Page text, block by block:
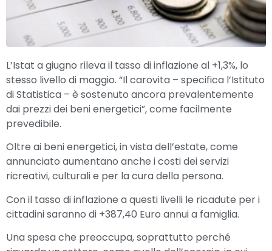
L’Istat a giugno rileva il tasso di inflazione al +1,3%, lo
stesso livello di maggio. “Il carovita – specifica l’Istituto
di Statistica – è sostenuto ancora prevalentemente
dai prezzi dei beni energetici”, come facilmente
prevedibile.
Oltre ai beni energetici, in vista dell’estate, come
annunciato aumentano anche i costi dei servizi
ricreativi, culturali e per la cura della persona.
Con il tasso di inflazione a questi livelli le ricadute per i
cittadini saranno di +387,40 Euro annui a famiglia.
Una spesa che preoccupa, soprattutto perché